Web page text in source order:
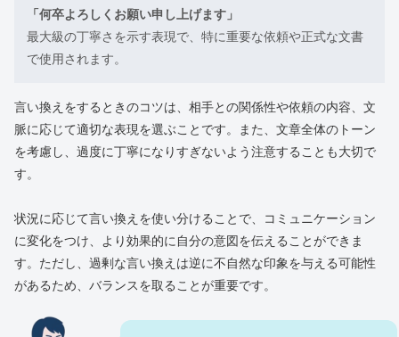
「何卒よろしくお願い申し上げます」
最大級の丁寧さを示す表現で、特に重要な依頼や正式な文書
で使用されます。
言い換えをするときのコツは、相手との関係性や依頼の内容、文
脈に応じて適切な表現を選ぶことです。また、文章全体のトーン
を考慮し、過度に丁寧になりすぎないよう注意することも大切で
す。
状況に応じて言い換えを使い分けることで、コミュニケーション
に変化をつけ、より効果的に自分の意図を伝えることができま
す。ただし、過剰な言い換えは逆に不自然な印象を与える可能性
があるため、バランスを取ることが重要です。